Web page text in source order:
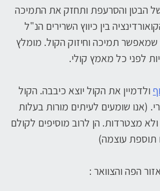
הבטן והסרעפת ותחזק את התמיכה
בין כיווץ השרירים הנ"ל
תמיכה וחיזוק הקול. מומלץ
לפני כל מאמץ קולי.
ולדמיין את הקול יוצא כיבבה. הקול
(אנו שומעים לעיתים מורות בעלות
מצטרדות. הן לרוב מוסיפים לקולם
תוספת עוצמה)
הפה והצוואר :